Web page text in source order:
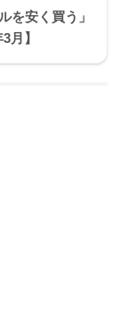
を安く買う」
月】